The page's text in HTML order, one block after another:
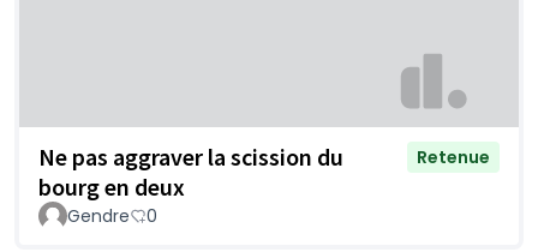
Ne pas aggraver la scission du
bourg en deux
Retenue
Gendre 0